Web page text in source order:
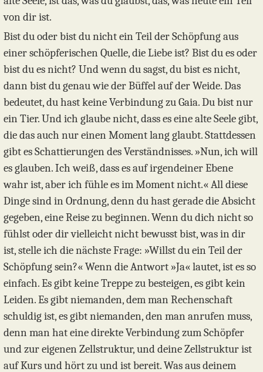
von dir ist.
Bist du oder bist du nicht ein Teil der Schöpfung aus
einer schöpferischen Quelle, die Liebe ist? Bist du es oder
bist du es nicht? Und wenn du sagst, du bist es nicht,
dann bist du genau wie der Büffel auf der Weide. Das
bedeutet, du hast keine Verbindung zu Gaia. Du bist nur
ein Tier. Und ich glaube nicht, dass es eine alte Seele gibt,
die das auch nur einen Moment lang glaubt. Stattdessen
gibt es Schattierungen des Verständnisses. »Nun, ich will
es glauben. Ich weiß, dass es auf irgendeiner Ebene
wahr ist, aber ich fühle es im Moment nicht.« All diese
Dinge sind in Ordnung, denn du hast gerade die Absicht
gegeben, eine Reise zu beginnen. Wenn du dich nicht so
fühlst oder dir vielleicht nicht bewusst bist, was in dir
ist, stelle ich die nächste Frage: »Willst du ein Teil der
Schöpfung sein?« Wenn die Antwort »Ja« lautet, ist es so
einfach. Es gibt keine Treppe zu besteigen, es gibt kein
Leiden. Es gibt niemanden, dem man Rechenschaft
schuldig ist, es gibt niemanden, den man anrufen muss,
denn man hat eine direkte Verbindung zum Schöpfer
und zur eigenen Zellstruktur, und deine Zellstruktur ist
auf Kurs und hört zu und ist bereit. Was aus deinem